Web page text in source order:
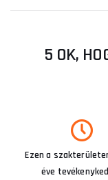
5 OK,
Ezen a
éve